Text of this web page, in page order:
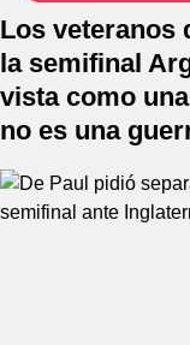
Los veteranos
la semifinal
vista como
no es una